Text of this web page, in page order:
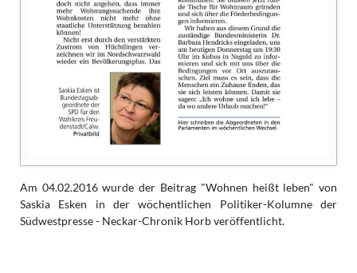
Am 04.02.2016 wurde der Beitrag "Wohnen heißt leben" von
Saskia Esken in der wöchentlichen Politiker-Kolumne der
Südwestpresse - Neckar-Chronik Horb veröffentlicht.